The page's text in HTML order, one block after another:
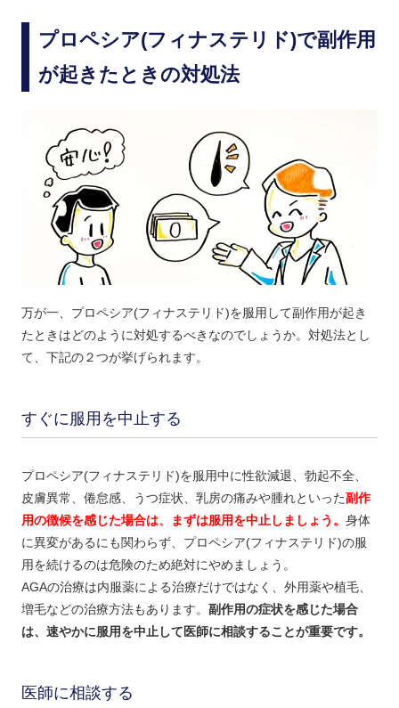
プロペシア(フィナステリド)で副作用
が起きたときの対処法
万が一、プロペシア(フィナステリド)を服用して副作用が起き
たときはどのように対処するべきなのでしょうか。対処法とし
て、下記の２つが挙げられます。
すぐに服用を中止する
プロペシア(フィナステリド)を服用中に性欲減退、勃起不全、
皮膚異常、倦怠感、うつ症状、乳房の痛みや腫れといった副作
用の徴候を感じた場合は、まずは服用を中止しましょう。 身体
に異変があるにも関わらず、プロペシア(フィナステリド)の服
用を続けるのは危険のため絶対にやめましょう。
AGAの治療は内服薬による治療だけではなく、外用薬や植毛、
増毛などの治療方法もあります。 副作用の症状を感じた場合
は、速やかに服用を中止して医師に相談することが重要です。
医師に相談する